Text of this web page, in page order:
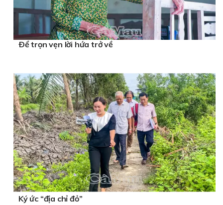
Ðể trọn vẹn lời hứa trở về
Ký ức “địa chỉ đỏ”